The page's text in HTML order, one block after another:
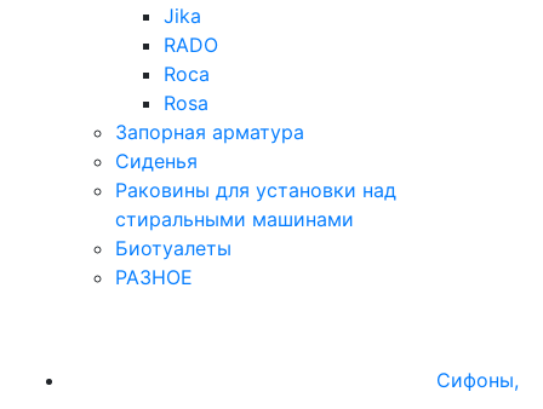
Jika
RADO
Roca
Rosa
Запорная арматура
Сиденья
Раковины для установки над
стиральными машинами
Биотуалеты
РАЗНОЕ
Сифоны,